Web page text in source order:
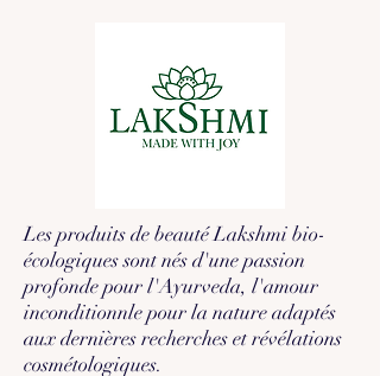
Les produits de beauté Lakshmi bio-
écologiques sont nés d'une passion
profonde pour l'Ayurveda, l'amour
inconditionnle pour la nature adaptés
aux dernières recherches et révélations
cosmétologiques.